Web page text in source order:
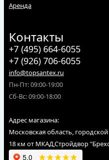
Аренда
Контакты
+7 (495) 664-6055
+7 (926) 706-6055
info@topsantex.ru
Пн-Пт: 09:00-19:00
Сб-Вс: 09:00-18:00
Адрес магазина:
Московская область,
18 км от МКАД,Стройдвор